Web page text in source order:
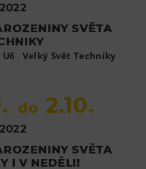
2022
SVĚTA
, Velký Svět Techniky
do 2.10.
2022
SVĚTA
I V NEDĚLI!